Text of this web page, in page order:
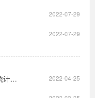
2022-07-29
2022-07-29
2022-04-25
资阳区2021年国民经济和社会发展统计公报